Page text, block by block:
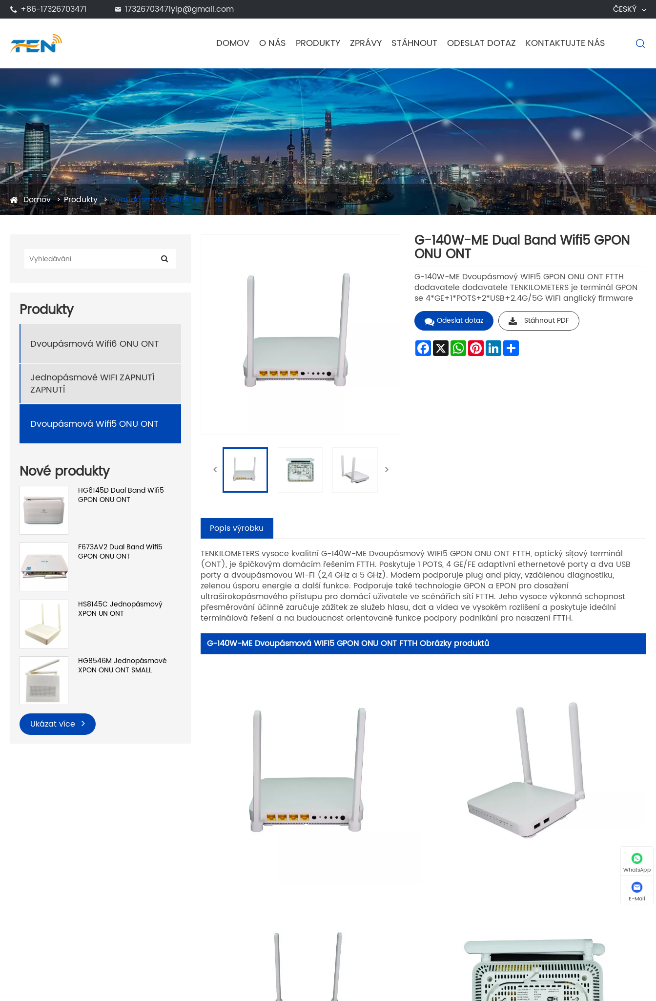
 +86-17326703471  17326703471yip@gmail.com ČESKÝ
DOMOV O NÁS PRODUKTY ZPRÁVY STÁHNOUT ODESLAT DOTAZ KONTAKTUJTE NÁS 
Domov Produkty Dvoupásmová Wifi5 ONU ONT
Produkty
Dvoupásmová Wifi6 ONU ONT
Jednopásmové WIFI ZAPNUTÍ
ZAPNUTÍ
Dvoupásmová Wifi5 ONU ONT
Nové produkty
HG6145D Dual Band Wifi5
GPON ONU ONT
F673AV2 Dual Band Wifi5
GPON ONU ONT
HS8145C Jednopásmový
XPON UN ONT
HG8546M Jednopásmové
XPON ONU ONT SMALL
Ukázat více
G-140W-ME Dual Band Wifi5 GPON
ONU ONT
G-140W-ME Dvoupásmový WIFI5 GPON ONU ONT FTTH
dodavatele dodavatele TENKILOMETERS je terminál GPON
se 4*GE+1*POTS+2*USB+2.4G/5G WIFI anglický firmware
Odeslat dotaz Stáhnout PDF
Facebook
X WhatsApp
Pinterest
LinkedIn
Popis výrobku
TENKILOMETERS vysoce kvalitní G-140W-ME Dvoupásmový WIFI5 GPON ONU ONT FTTH, optický síťový terminál
(ONT), je špičkovým domácím řešením FTTH. Poskytuje 1 POTS, 4 GE/FE adaptivní ethernetové porty a dva USB
porty a dvoupásmovou Wi-Fi (2,4 GHz a 5 GHz). Modem podporuje plug and play, vzdálenou diagnostiku,
zelenou úsporu energie a další funkce. Podporuje také technologie GPON a EPON pro dosažení
ultraširokopásmového přístupu pro domácí uživatele ve scénářích sítí FTTH. Jeho vysoce výkonná schopnost
přesměrování účinně zaručuje zážitek ze služeb hlasu, dat a videa ve vysokém rozlišení a poskytuje ideální
terminálová řešení a na budoucnost orientované funkce podpory podnikání pro nasazení FTTH.
G-140W-ME Dvoupásmová WIFI5 GPON ONU ONT FTTH Obrázky produktů
WhatsApp
E-Mail